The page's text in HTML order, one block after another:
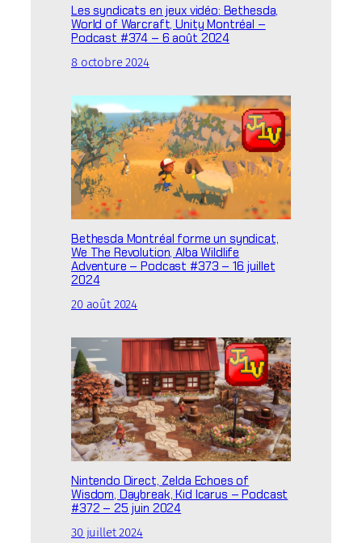
Les syndicats en jeux vidéo: Bethesda,
World of Warcraft, Unity Montréal –
Podcast #374 – 6 août 2024
8 octobre 2024
Bethesda Montréal forme un syndicat,
We The Revolution, Alba Wildlife
Adventure – Podcast #373 – 16 juillet
2024
20 août 2024
Nintendo Direct, Zelda Echoes of
Wisdom, Daybreak, Kid Icarus – Podcast
#372 – 25 juin 2024
30 juillet 2024